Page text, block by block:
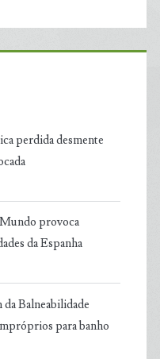
perdida desmente
provoca
da Espanha
Balneabilidade
para banho